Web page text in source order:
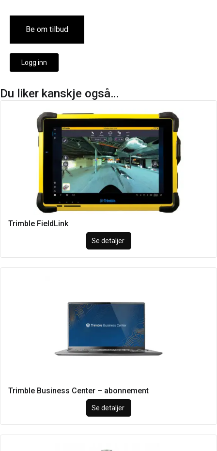
Be om tilbud
Logg inn
Du liker kanskje også…
Trimble FieldLink
Se detaljer
Trimble Business Center – abonnement
Se detaljer